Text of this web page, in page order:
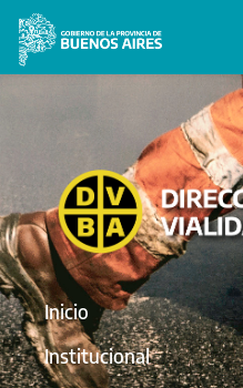
Inicio
Institucional